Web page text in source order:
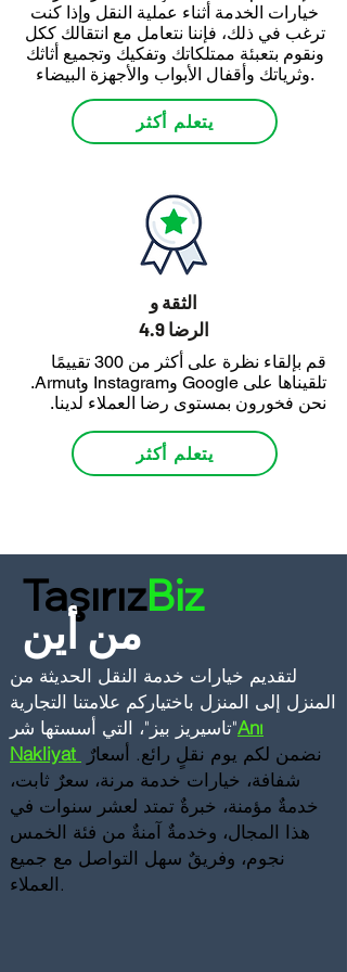
خيارات الخدمة أثناء عملية النقل وإذا كنت
ترغب في ذلك، فإننا نتعامل مع انتقالك ككل
ونقوم بتعبئة ممتلكاتك وتفكيك وتجميع أثاثك
وثرياتك وأقفال الأبواب والأجهزة البيضاء.
يتعلم أكثر
الثقة و
4.9 الرضا
قم بإلقاء نظرة على أكثر من 300 تقييمًا
تلقيناها على Google وInstagram وArmut.
نحن فخورون بمستوى رضا العملاء لدينا.
يتعلم أكثر
TaşırızBiz
من أين
لتقديم خيارات خدمة النقل الحديثة من
المنزل إلى المنزل باختياركم علامتنا التجارية
"تاسيريز بيز"، التي أسستها شرAnı
Nakliyat
شفافة، خيارات خدمة مرنة، سعرٌ ثابت،
خدمةٌ مؤمنة، خبرةٌ تمتد لعشر سنوات في
هذا المجال، وخدمةٌ آمنةٌ من فئة الخمس
نجوم، وفريقٌ سهل التواصل مع جميع
العملاء.